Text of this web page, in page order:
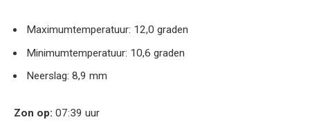
Maximumtemperatuur: 12,0 graden
Minimumtemperatuur: 10,6 graden
Neerslag: 8,9 mm
Zon op: 07:39 uur